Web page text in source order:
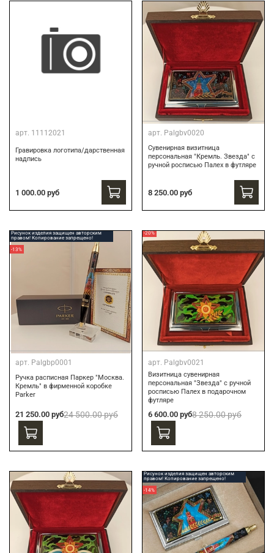
арт. 11112021
Гравировка логотипа/дарственная
надпись
1 000.00 руб
арт. Palgbv0020
Сувенирная визитница
персональная "Кремль. Звезда" с
ручной росписью Палех в футляре
8 250.00 руб
Рисунок изделия защищен авторским
правом! Копирование запрещено!
-13%
арт. Palgbp0001
Ручка расписная Паркер "Москва.
Кремль" в фирменной коробке
Parker
21 250.00 руб24 500.00 руб
-20%
арт. Palgbv0021
Визитница сувенирная
персональная "Звезда" с ручной
росписью Палех в подарочном
футляре
6 600.00 руб8 250.00 руб
Рисунок изделия защищен авторским
правом! Копирование запрещено!
-14%